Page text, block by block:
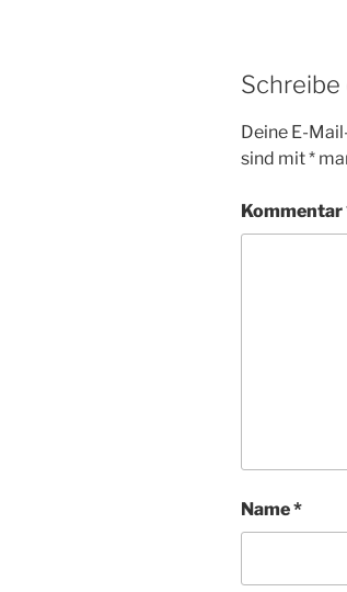
Deine E-
sind mit*
Kommentar
Name*